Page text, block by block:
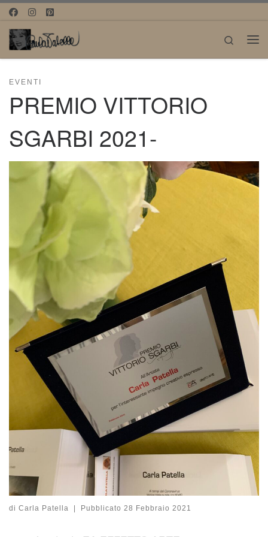
Passa al contenuto
Search
EVENTI
PREMIO VITTORIO
SGARBI 2021-
di Carla Patella Pubblicato 28 Febbraio 2021